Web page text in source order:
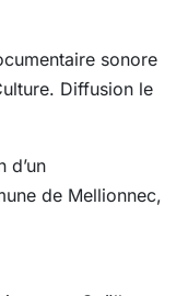
sonore
Diffusion le
d’un
de Mellionnec,